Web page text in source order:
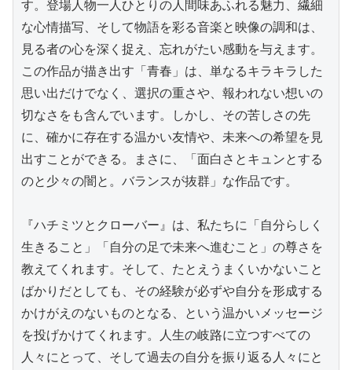
す。登場人物一人ひとりの人間味あふれる魅力、繊細
な心情描写、そして物語を彩る音楽と映像の調和は、
見る者の心を深く捉え、忘れがたい感動を与えます。
この作品が描き出す「青春」は、単なるキラキラした
思い出だけでなく、選択の重さや、報われない想いの
切なさをも含んでいます。しかし、その苦しさの先
に、確かに存在する温かい友情や、未来への希望を見
出すことができる。まさに、「面白さとキュンとする
のと少々の闇と。バランスが抜群」な作品です。
『ハチミツとクローバー』は、私たちに「自分らしく
生きること」「自分の足で未来へ進むこと」の尊さを
教えてくれます。そして、たとえうまくいかないこと
ばかりだとしても、その経験が必ずや自分を形成する
かけがえのないものとなる、という温かいメッセージ
を投げかけてくれます。人生の岐路に立つすべての
人々にとって、そして過去の自分を振り返る人々にと